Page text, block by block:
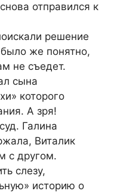
отправился к
решение
же понятно,
не съедет.
сына
которого
А зря!
Галина
Виталик
с другом.
слезу,
историю о